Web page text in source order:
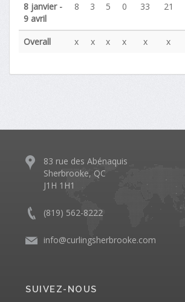
8 janvier -
9 avril
8 3 5 0 33 21
Overall x x x x x x
83 rue des Abénaquis
Sherbrooke, QC
J1H 1H1
(819) 562-8222
info@curlingsherbrooke.com
SUIVEZ-NOUS